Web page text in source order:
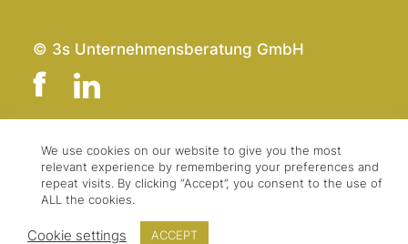
© 3s Unternehmensberatung GmbH
Team
Kontakt
Presse & Logo
Impressum
Datenschutz
We use cookies on our website to give you the most
relevant experience by remembering your preferences and
repeat visits. By clicking “Accept”, you consent to the use of
ALL the cookies.
Cookie settings ACCEPT